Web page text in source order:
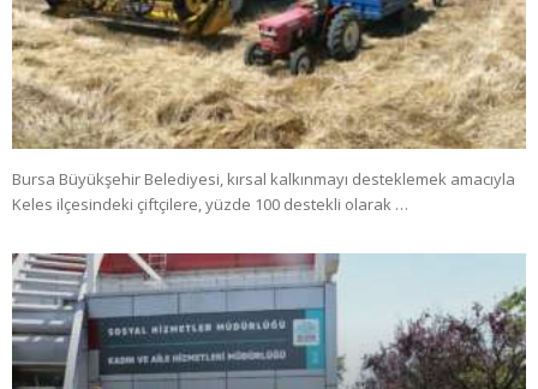
Bursa Büyükşehir Belediyesi, kırsal kalkınmayı desteklemek amacıyla
Keles ilçesindeki çiftçilere, yüzde 100 destekli olarak …